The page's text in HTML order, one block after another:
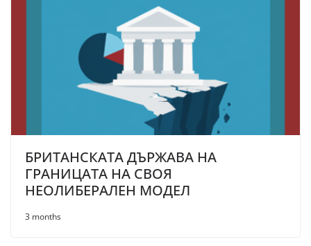
БРИТАНСКАТА ДЪРЖАВА НА
ГРАНИЦАТА НА СВОЯ
НЕОЛИБЕРАЛЕН МОДЕЛ
3 months